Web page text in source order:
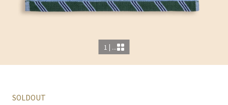
1 | ...
SOLDOUT